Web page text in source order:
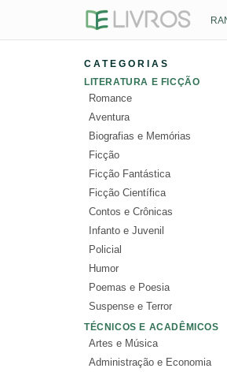
CATEGORIAS
LITERATURA E FICÇÃO
Romance
Aventura
Biografias e Memórias
Ficção
Ficção Fantástica
Ficção Científica
Contos e Crônicas
Infanto e Juvenil
Policial
Humor
Poemas e Poesia
Suspense e Terror
TÉCNICOS E ACADÊMICOS
Artes e Música
Administração e Economia